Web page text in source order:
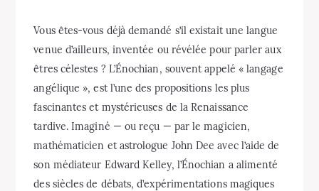
Vous êtes-vous déjà demandé s’il existait une langue
venue d’ailleurs, inventée ou révélée pour parler aux
êtres célestes ? L’Énochian, souvent appelé « langage
angélique », est l’une des propositions les plus
fascinantes et mystérieuses de la Renaissance
tardive. Imaginé — ou reçu — par le magicien,
mathématicien et astrologue John Dee avec l’aide de
son médiateur Edward Kelley, l’Énochian a alimenté
des siècles de débats, d’expérimentations magiques